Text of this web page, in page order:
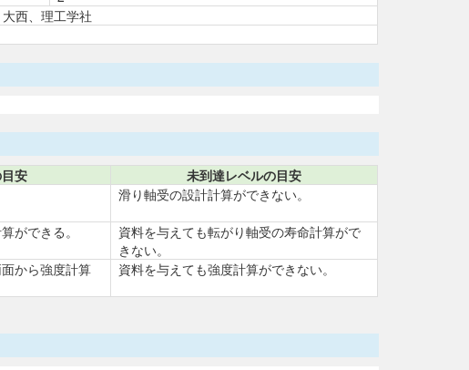
、理工学社
安
未到達レベルの目安
滑り軸受の設計計算ができない。
ができる。
資料を与えても転がり軸受の寿命計算がで
きない。
から強度計算
資料を与えても強度計算ができない。